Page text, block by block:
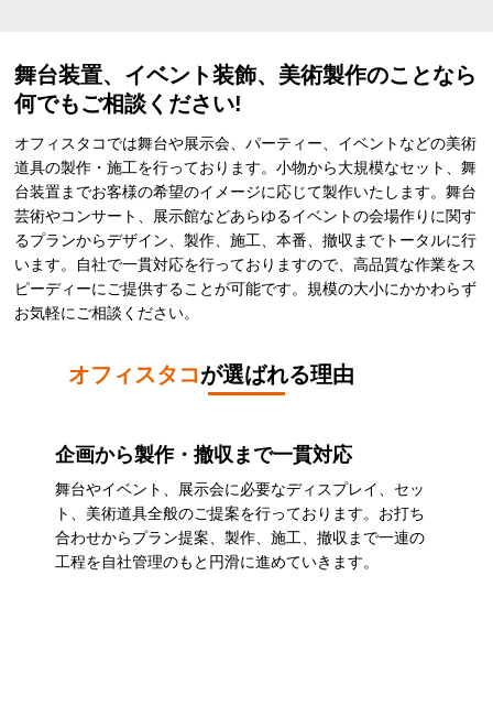
舞台装置、イベント装飾、美術製作のことなら
何でもご相談ください!
オフィスタコでは舞台や展示会、パーティー、イベントなどの美術
道具の製作・施工を行っております。小物から大規模なセット、舞
台装置までお客様の希望のイメージに応じて製作いたします。舞台
芸術やコンサート、展示館などあらゆるイベントの会場作りに関す
るプランからデザイン、製作、施工、本番、撤収までトータルに行
います。自社で一貫対応を行っておりますので、高品質な作業をス
ピーディーにご提供することが可能です。規模の大小にかかわらず
お気軽にご相談ください。
オフィスタコが選ばれる理由
企画から製作・撤収まで一貫対応
舞台やイベント、展示会に必要なディスプレイ、セッ
ト、美術道具全般のご提案を行っております。お打ち
合わせからプラン提案、製作、施工、撤収まで一連の
工程を自社管理のもと円滑に進めていきます。